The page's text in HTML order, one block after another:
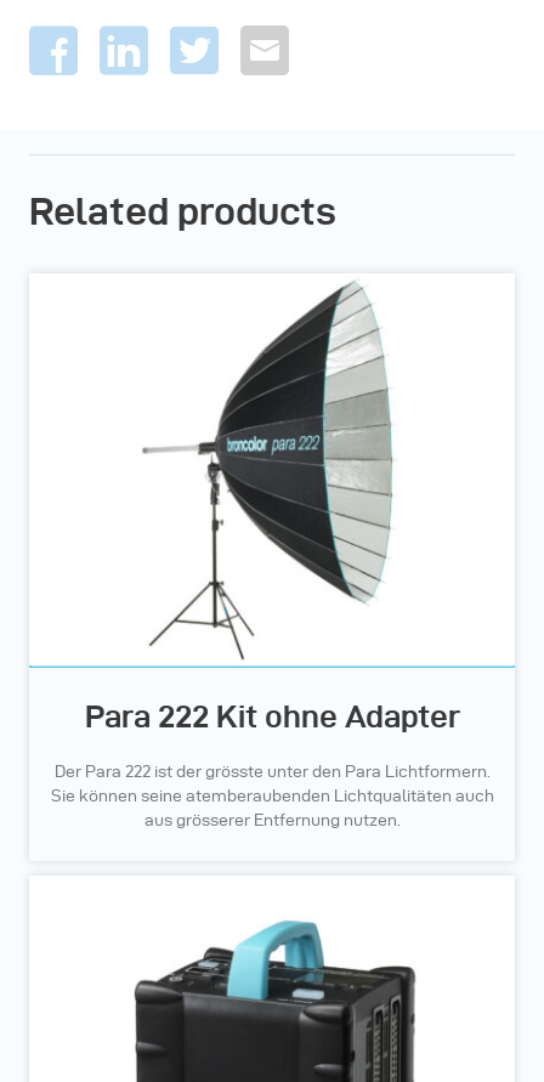
Related products
Para 222 Kit ohne Adapter
Der Para 222 ist der grösste unter den Para Lichtformern.
Sie können seine atemberaubenden Lichtqualitäten auch
aus grösserer Entfernung nutzen.